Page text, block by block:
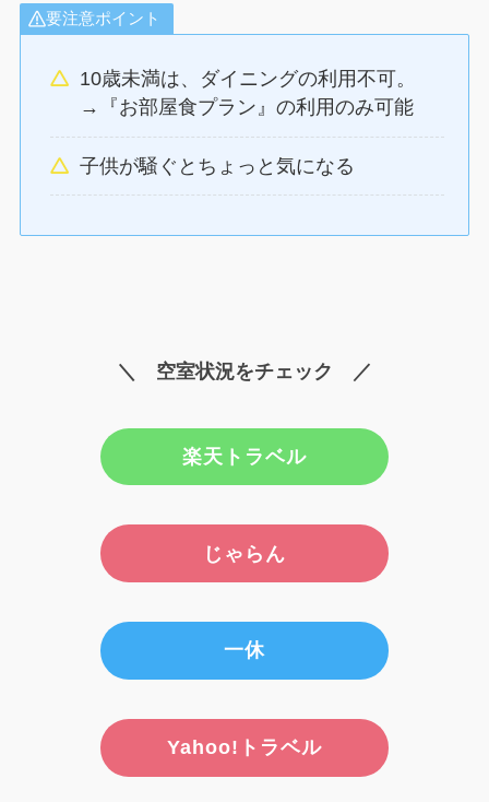
要注意ポイント
10歳未満は、ダイニングの利用不可。
→『お部屋食プラン』の利用のみ可能
子供が騒ぐとちょっと気になる
＼ 空室状況をチェック ／
楽天トラベル
じゃらん
一休
Yahoo!トラベル